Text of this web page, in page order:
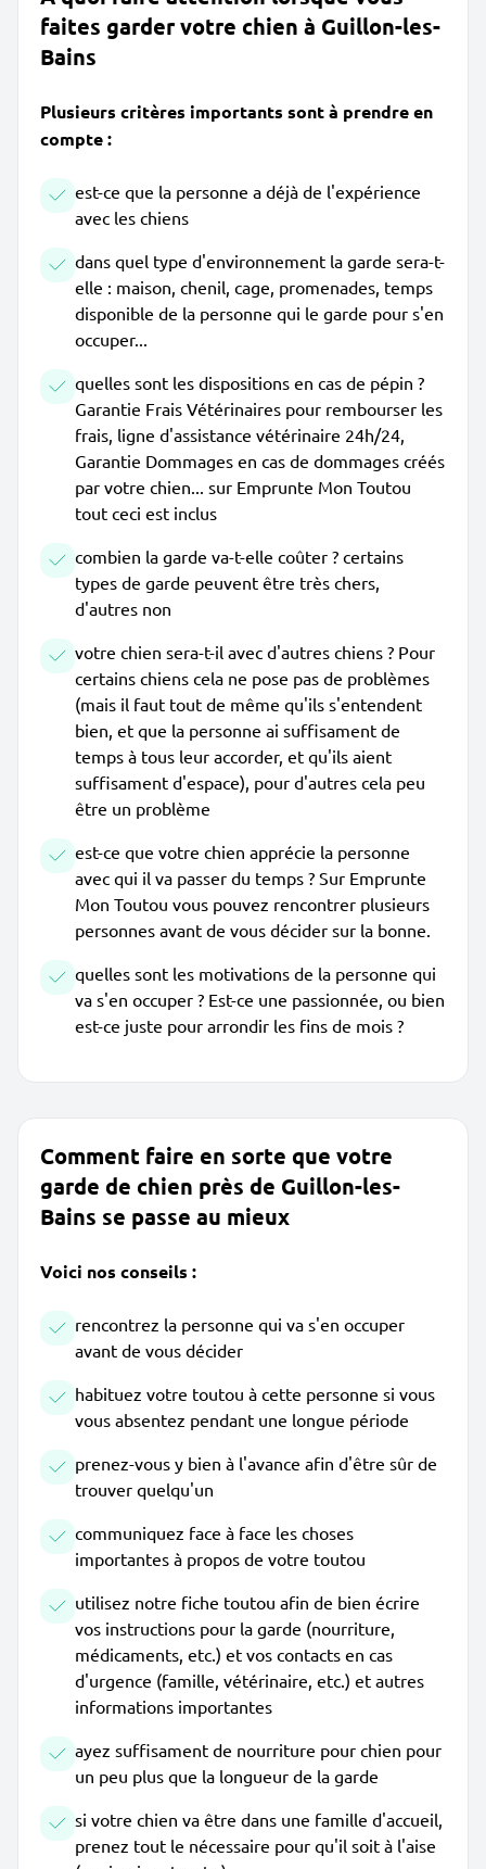
faites garder votre chien à Guillon-les-
Bains
Plusieurs critères importants sont à prendre en
compte :
est-ce que la personne a déjà de l'expérience
avec les chiens
dans quel type d'environnement la garde sera-t-
elle : maison, chenil, cage, promenades, temps
disponible de la personne qui le garde pour s'en
occuper...
quelles sont les dispositions en cas de pépin ?
Garantie Frais Vétérinaires pour rembourser les
frais, ligne d'assistance vétérinaire 24h/24,
Garantie Dommages en cas de dommages créés
par votre chien... sur Emprunte Mon Toutou
tout ceci est inclus
combien la garde va-t-elle coûter ? certains
types de garde peuvent être très chers,
d'autres non
votre chien sera-t-il avec d'autres chiens ? Pour
certains chiens cela ne pose pas de problèmes
(mais il faut tout de même qu'ils s'entendent
bien, et que la personne ai suffisament de
temps à tous leur accorder, et qu'ils aient
suffisament d'espace), pour d'autres cela peu
être un problème
est-ce que votre chien apprécie la personne
avec qui il va passer du temps ? Sur Emprunte
Mon Toutou vous pouvez rencontrer plusieurs
personnes avant de vous décider sur la bonne.
quelles sont les motivations de la personne qui
va s'en occuper ? Est-ce une passionnée, ou bien
est-ce juste pour arrondir les fins de mois ?
Comment faire en sorte que votre
garde de chien près de Guillon-les-
Bains se passe au mieux
Voici nos conseils :
rencontrez la personne qui va s'en occuper
avant de vous décider
habituez votre toutou à cette personne si vous
vous absentez pendant une longue période
prenez-vous y bien à l'avance afin d'être sûr de
trouver quelqu'un
communiquez face à face les choses
importantes à propos de votre toutou
utilisez notre fiche toutou afin de bien écrire
vos instructions pour la garde (nourriture,
médicaments, etc.) et vos contacts en cas
d'urgence (famille, vétérinaire, etc.) et autres
informations importantes
ayez suffisament de nourriture pour chien pour
un peu plus que la longueur de la garde
si votre chien va être dans une famille d'accueil,
prenez tout le nécessaire pour qu'il soit à l'aise